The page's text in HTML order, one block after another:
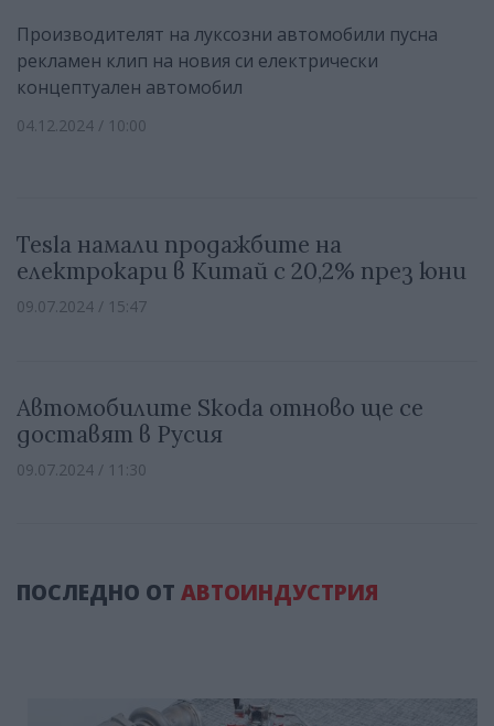
Производителят на луксозни автомобили пусна
рекламен клип на новия си електрически
концептуален автомобил
04.12.2024 / 10:00
Tesla намали продажбите на
електрокари в Китай с 20,2% през юни
09.07.2024 / 15:47
Автомобилите Skoda отново ще се
доставят в Русия
09.07.2024 / 11:30
ПОСЛЕДНО ОТ АВТОИНДУСТРИЯ